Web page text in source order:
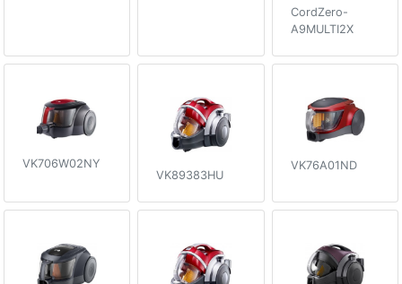
CordZero-
A9MULTI2X
VK706W02NY
VK89383HU
VK76A01ND